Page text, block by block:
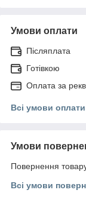
Умови оплати
Післяплата
Готівкою
Оплата за
Всі умови оплати
Умови
Повернення
Всі умови